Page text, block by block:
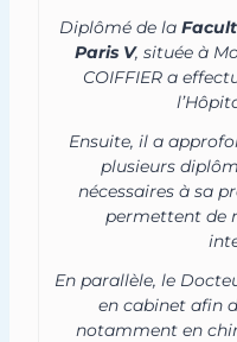
Diplômé de la
Paris V, située à
COIFFIER a
Ensuite, il a
plusieurs
nécessaires à sa
permettent de
En parallèle, le
en cabinet afin
notamment en